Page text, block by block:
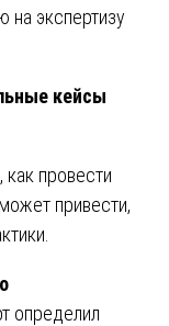
на экспертизу
кейсы
провести
привести,
определил